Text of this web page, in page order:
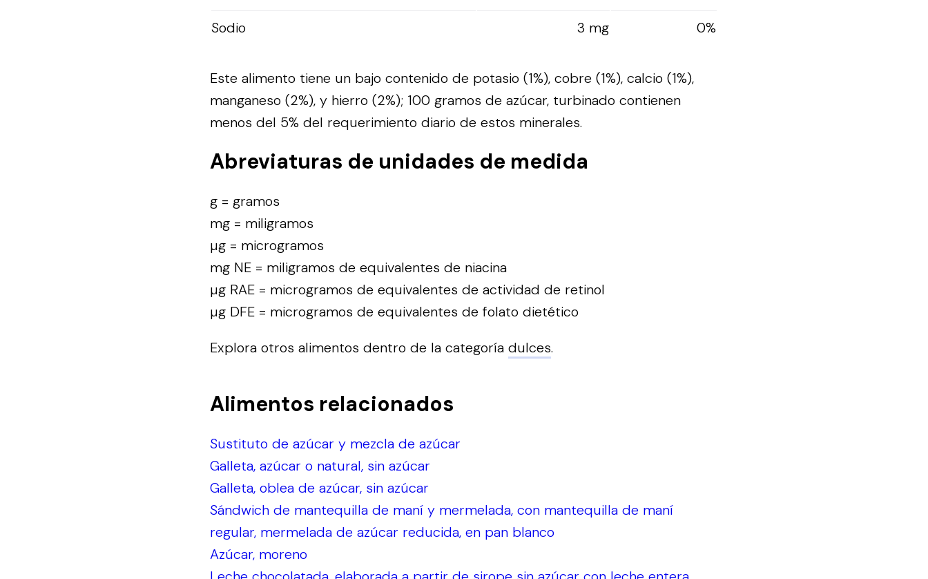
Sodio
3 mg 0%
Este alimento tiene un bajo contenido de potasio (1%), cobre (1%), calcio (1%),
manganeso (2%), y hierro (2%); 100 gramos de azúcar, turbinado contienen
menos del 5% del requerimiento diario de estos minerales.
Abreviaturas de unidades de medida
g = gramos
mg = miligramos
µg = microgramos
mg NE = miligramos de equivalentes de niacina
µg RAE = microgramos de equivalentes de actividad de retinol
µg DFE = microgramos de equivalentes de folato dietético
Explora otros alimentos dentro de la categoría dulces.
Alimentos relacionados
Sustituto de azúcar y mezcla de azúcar
Galleta, azúcar o natural, sin azúcar
Galleta, oblea de azúcar, sin azúcar
Sándwich de mantequilla de maní y mermelada, con mantequilla de maní
regular, mermelada de azúcar reducida, en pan blanco
Azúcar, moreno